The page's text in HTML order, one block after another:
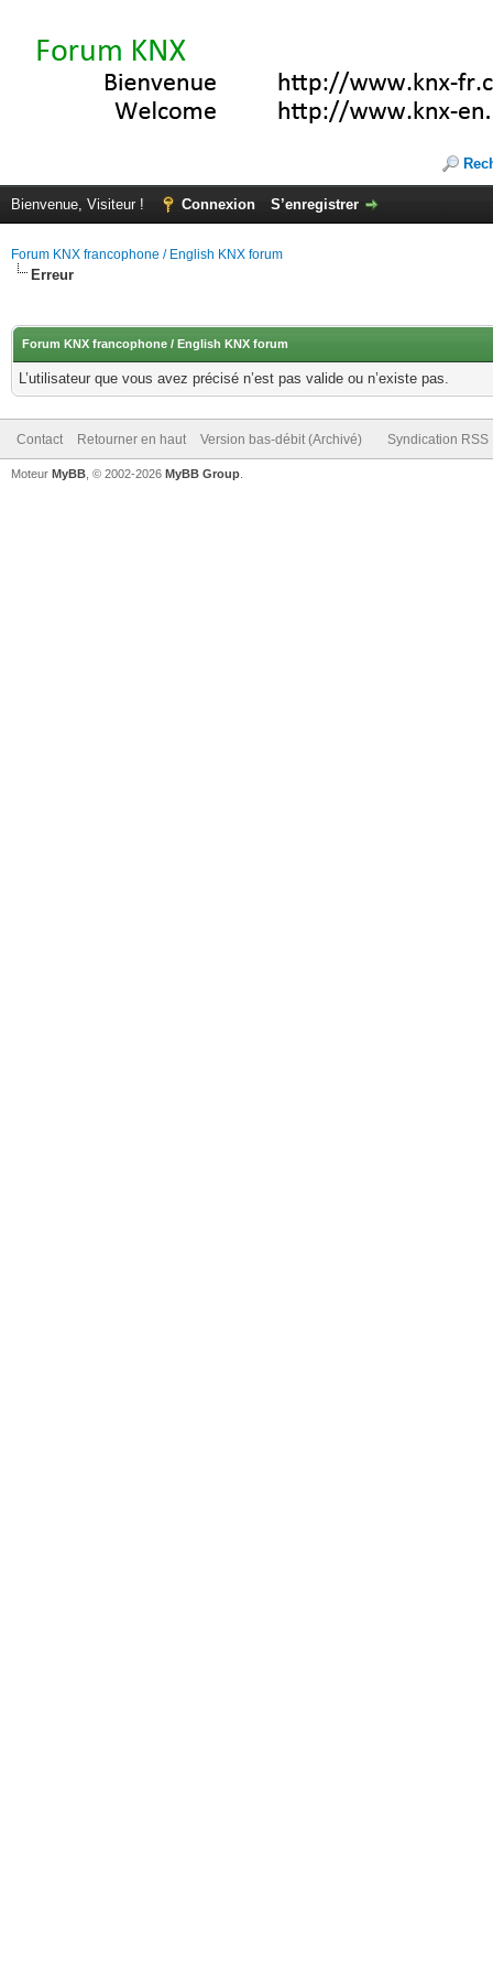
Bienvenue, Visiteur ! Connexion S’enregistrer
Forum KNX francophone / English KNX forum
Erreur
Forum KNX francophone / English KNX forum
L’utilisateur que vous avez précisé n’est pas valide ou n’existe pas.
Contact Retourner en haut Version bas-débit (Archivé) Syndication RSS
Moteur MyBB , © 2002-2026 MyBB Group